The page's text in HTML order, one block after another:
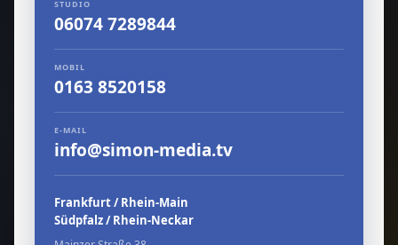
STUDIO
06074 7289844
MOBIL
0163 8520158
E-MAIL
info@simon-media.tv
Frankfurt / Rhein-Main
Südpfalz / Rhein-Neckar